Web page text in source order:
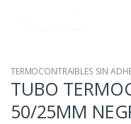
TERMOCONTRAIBLES SIN
TUBO
50/25MM